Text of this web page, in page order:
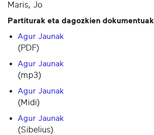
Maris, Jo
Partiturak eta dagozkien dokumentuak
Agur Jaunak
(PDF)
Agur Jaunak
(mp3)
Agur Jaunak
(Midi)
Agur Jaunak
(Sibelius)